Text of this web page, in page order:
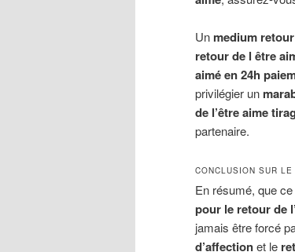
Un medium
retour de l être
aimé en 24h
privilégier un
de l’être aime
partenaire.
CONCLUSION SUR LE
En résumé, que
pour le retour de
jamais être forcé
d’affectionet le